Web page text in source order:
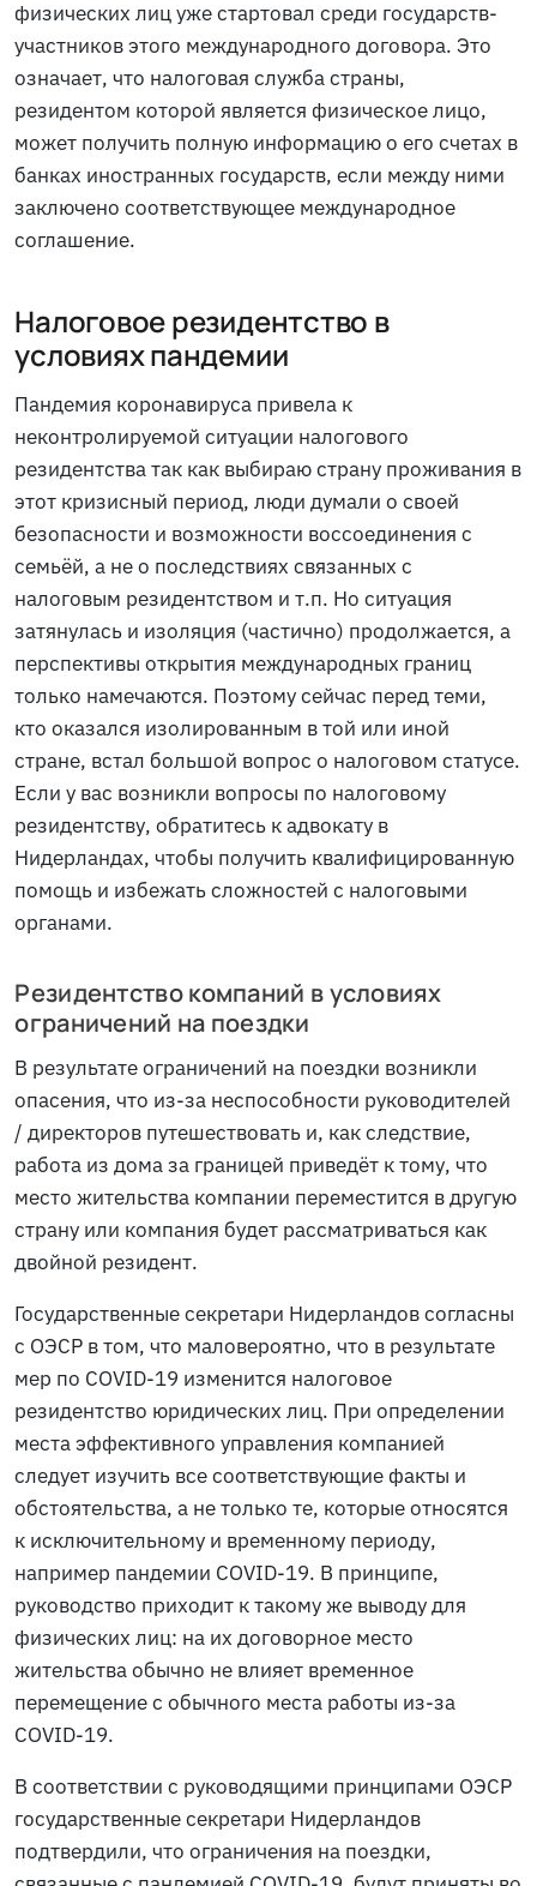
физических лиц уже стартовал среди государств-
участников этого международного договора. Это
означает, что налоговая служба страны,
резидентом которой является физическое лицо,
может получить полную информацию о его счетах в
банках иностранных государств, если между ними
заключено соответствующее международное
соглашение.
Налоговое резидентство в
условиях пандемии
Пандемия коронавируса привела к
неконтролируемой ситуации налогового
резидентства так как выбираю страну проживания в
этот кризисный период, люди думали о своей
безопасности и возможности воссоединения с
семьёй, а не о последствиях связанных с
налоговым резидентством и т.п. Но ситуация
затянулась и изоляция (частично) продолжается, а
перспективы открытия международных границ
только намечаются. Поэтому сейчас перед теми,
кто оказался изолированным в той или иной
стране, встал большой вопрос о налоговом статусе.
Если у вас возникли вопросы по налоговому
резидентству, обратитесь к адвокату в
Нидерландах, чтобы получить квалифицированную
помощь и избежать сложностей с налоговыми
органами.
Резидентство компаний в условиях
ограничений на поездки
В результате ограничений на поездки возникли
опасения, что из-за неспособности руководителей
/ директоров путешествовать и, как следствие,
работа из дома за границей приведёт к тому, что
место жительства компании переместится в другую
страну или компания будет рассматриваться как
двойной резидент.
Государственные секретари Нидерландов согласны
с ОЭСР в том, что маловероятно, что в результате
мер по COVID-19 изменится налоговое
резидентство юридических лиц. При определении
места эффективного управления компанией
следует изучить все соответствующие факты и
обстоятельства, а не только те, которые относятся
к исключительному и временному периоду,
например пандемии COVID-19. В принципе,
руководство приходит к такому же выводу для
физических лиц: на их договорное место
жительства обычно не влияет временное
перемещение с обычного места работы из-за
COVID-19.
В соответствии с руководящими принципами ОЭСР
государственные секретари Нидерландов
подтвердили, что ограничения на поездки,